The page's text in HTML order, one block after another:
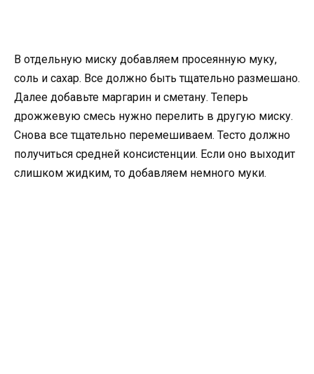
В отдельную миску добавляем просеянную муку,
соль и сахар. Все должно быть тщательно размешано.
Далее добавьте маргарин и сметану. Теперь
дрожжевую смесь нужно перелить в другую миску.
Снова все тщательно перемешиваем. Тесто должно
получиться средней консистенции. Если оно выходит
слишком жидким, то добавляем немного муки.